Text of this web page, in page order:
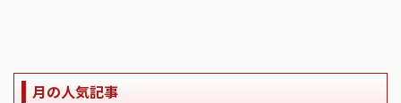
月の人気記事